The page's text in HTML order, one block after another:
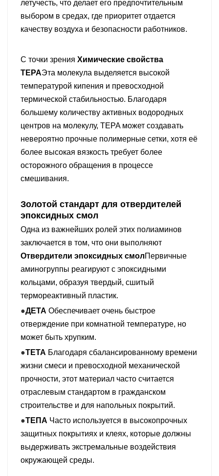
летучесть, что делает его предпочтительным
выбором в средах, где приоритет отдается
качеству воздуха и безопасности работников.
С точки зренияХимические свойства
TEPAЭта молекула выделяется высокой
температурой кипения и превосходной
термической стабильностью. Благодаря
большему количеству активных водородных
центров на молекулу, TEPA может создавать
невероятно прочные полимерные сетки, хотя её
более высокая вязкость требует более
осторожного обращения в процессе
смешивания.
Золотой стандарт для отвердителей
эпоксидных смол
Одна из важнейших ролей этих полиаминов
заключается в том, что они выполняют
Отвердители эпоксидных смолПервичные
аминогруппы реагируют с эпоксидными
кольцами, образуя твердый, сшитый
термореактивный пластик.
●ДЕТА Обеспечивает очень быстрое
отверждение при комнатной температуре, но
может быть хрупким.
●ТЕТА Благодаря сбалансированному времени
жизни смеси и превосходной механической
прочности, этот материал часто считается
отраслевым стандартом в гражданском
строительстве и для напольных покрытий.
●ТЕПА Часто используется в высокопрочных
защитных покрытиях и клеях, которые должны
выдерживать экстремальные воздействия
окружающей среды.